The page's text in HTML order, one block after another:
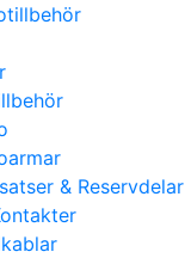
& Reservdelar